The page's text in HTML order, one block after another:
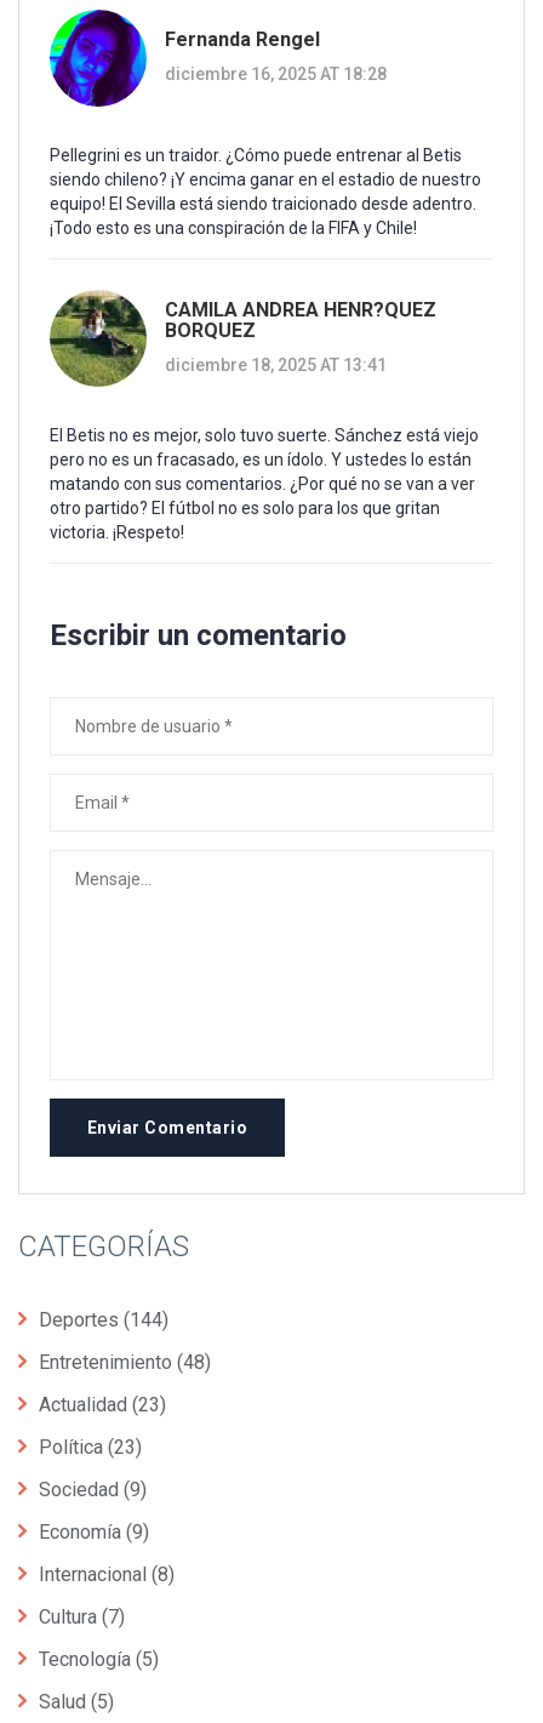
Fernanda Rengel
diciembre 16, 2025 AT 18:28
Pellegrini es un traidor. ¿Cómo puede entrenar al Betis
siendo chileno? ¡Y encima ganar en el estadio de nuestro
equipo! El Sevilla está siendo traicionado desde adentro.
¡Todo esto es una conspiración de la FIFA y Chile!
CAMILA ANDREA HENR?QUEZ
BORQUEZ
diciembre 18, 2025 AT 13:41
El Betis no es mejor, solo tuvo suerte. Sánchez está viejo
pero no es un fracasado, es un ídolo. Y ustedes lo están
matando con sus comentarios. ¿Por qué no se van a ver
otro partido? El fútbol no es solo para los que gritan
victoria. ¡Respeto!
Escribir un comentario
Enviar Comentario
CATEGORÍAS
Deportes (144)
Entretenimiento (48)
Actualidad (23)
Política (23)
Sociedad (9)
Economía (9)
Internacional (8)
Cultura (7)
Tecnología (5)
Salud (5)